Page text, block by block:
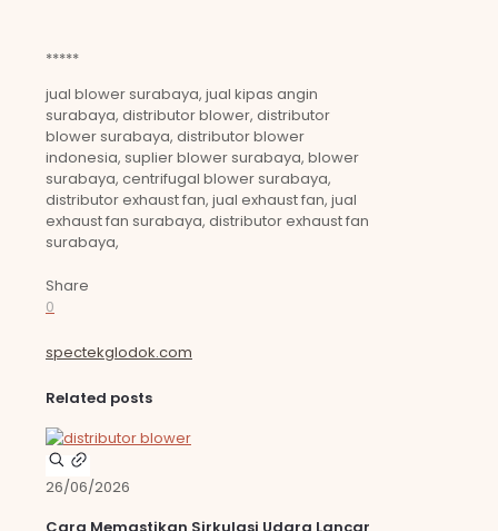
*****
jual blower surabaya, jual kipas angin
surabaya, distributor blower, distributor
blower surabaya, distributor blower
indonesia, suplier blower surabaya, blower
surabaya, centrifugal blower surabaya,
distributor exhaust fan, jual exhaust fan, jual
exhaust fan surabaya, distributor exhaust fan
surabaya,
Share
0
spectekglodok.com
Related posts
26/06/2026